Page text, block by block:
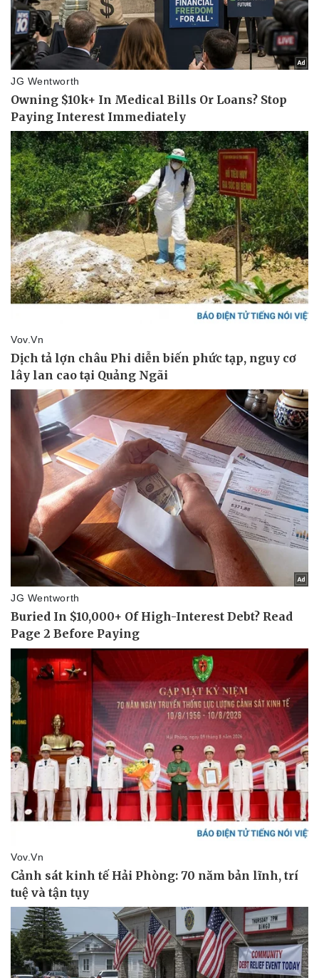
Doanh nghiệp
Thông tin doanh nghiệp
Doanh nghiệp 24h
Doanh nhân
Vì cộng đồng
Công nghệ
Sành điệu
Tin Công nghệ
Trải nghiệm
Chuyển đổi số
Sức khỏe
Dinh dưỡng - món ngon
Cây thuốc
Sản phụ khoa
Nhi khoa
Nam khoa
Làm đẹp - giảm cân
Phòng mạch online
Ăn sạch sống khỏe
Đời sống
Nhà đẹp
Blog
Tình yêu - Gia đình